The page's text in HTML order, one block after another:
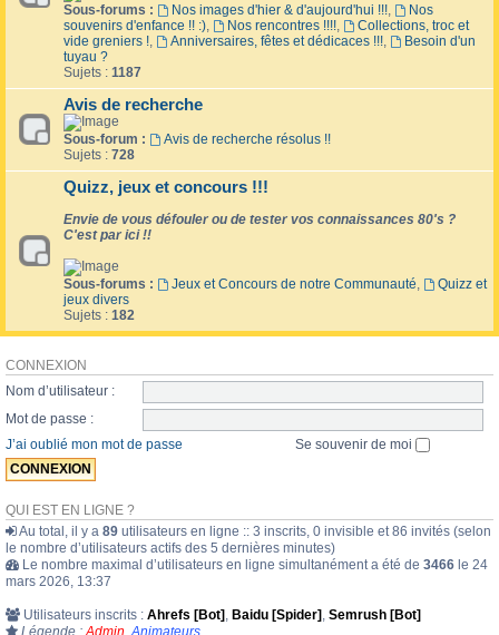
Sous-forums : Nos images d'hier & d'aujourd'hui !!!,
Nos
souvenirs d'enfance !! :), Nos rencontres !!!!,
Collections, troc et
vide greniers !, Anniversaires, fêtes et dédicaces !!!,
Besoin d'un
tuyau ?
Sujets : 1187
Avis de recherche
Sous-forum :
Avis de recherche résolus !!
Sujets : 728
Quizz, jeux et concours !!!
Envie de vous défouler ou de tester vos connaissances 80's ?
C'est par ici !!
Sous-forums : Jeux et Concours de notre Communauté,
Quizz et
jeux divers
Sujets : 182
CONNEXION
Nom d’utilisateur :
Mot de passe :
J’ai oublié mon mot de passe
Se souvenir de moi
QUI EST EN LIGNE ?
Au total, il y a 89 utilisateurs en ligne :: 3 inscrits, 0 invisible et 86 invités (selon
le nombre d’utilisateurs actifs des 5 dernières minutes)
Le nombre maximal d’utilisateurs en ligne simultanément a été de 3466 le 24
mars 2026, 13:37
Utilisateurs inscrits : Ahrefs [Bot] , Baidu [Spider] , Semrush [Bot]
Légende : Admin Animateurs